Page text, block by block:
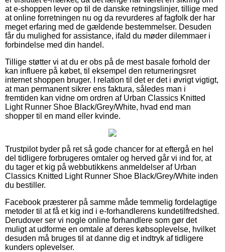
at e-shoppen lever op til de danske retningslinjer, tillige med
at online forretningen nu og da revurderes af fagfolk der har
meget erfaring med de gældende bestemmelser. Desuden
får du mulighed for assistance, ifald du møder dilemmaer i
forbindelse med din handel.
Tillige støtter vi at du er obs på de mest basale forhold der
kan influere på købet, til eksempel den returneringsret
internet shoppen bruger. I relation til det er det i øvrigt vigtigt,
at man permanent sikrer ens faktura, således man i
fremtiden kan vidne om ordren af Urban Classics Knitted
Light Runner Shoe Black/Grey/White, hvad end man
shopper til en mand eller kvinde.
Trustpilot byder på ret så gode chancer for at eftergå en hel
del tidligere forbrugeres omtaler og herved går vi ind for, at
du tager et kig på webbutikkens anmeldelser af Urban
Classics Knitted Light Runner Shoe Black/Grey/White inden
du bestiller.
Facebook præsterer på samme måde temmelig fordelagtige
metoder til at få et kig ind i e-forhandlerens kundetilfredshed.
Derudover ser vi nogle online forhandlere som gør det
muligt at udforme en omtale af deres købsoplevelse, hvilket
desuden må bruges til at danne dig et indtryk af tidligere
kunders oplevelser.